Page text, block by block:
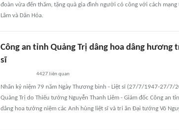
đoàn vừa đến thăm, tặng quà gia đình người có công với cách mạng
Lâm và Dân Hóa.
Công an tỉnh Quảng Trị dâng hoa dâng hương
sĩ
4427liên quan
Nhân kỷ niệm 79 năm Ngày Thương binh - Liệt sĩ (27/7/1947-27/7/
Quảng Trị do Thiếu tướng Nguyễn Thanh Liêm - Giám đốc Công an
dâng hoa tưởng niệm các Anh hùng liệt sĩ và tri ân Đại tướng Võ